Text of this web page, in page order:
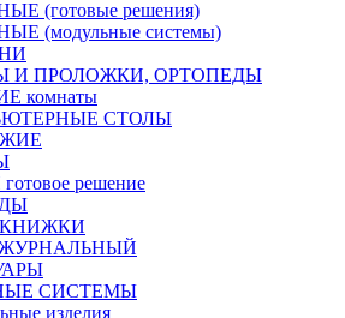
(готовые решения)
(модульные системы)
И ПРОЛОЖКИ, ОРТОПЕДЫ
комнаты
СТОЛЫ
решение
КНИЖКИ
ЖУРНАЛЬНЫЙ
СИСТЕМЫ
изделия